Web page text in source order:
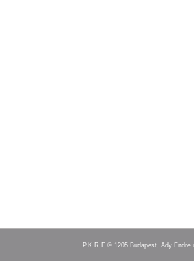
P.K.R.E © 1205 Budapest, Ady Endre